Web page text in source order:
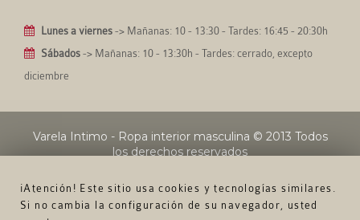
¡Atención! Este sitio usa cookies y tecnologías similares.
Si no cambia la configuración de su navegador, usted
Lunes a viernes -> Mañanas: 10 - 13:30 - Tardes: 16:45 - 20:30h
Sábados -> Mañanas: 10 - 13:30h - Tardes: cerrado, excepto
diciembre
Varela Intimo - Ropa interior masculina © 2013 Todos
los derechos reservados